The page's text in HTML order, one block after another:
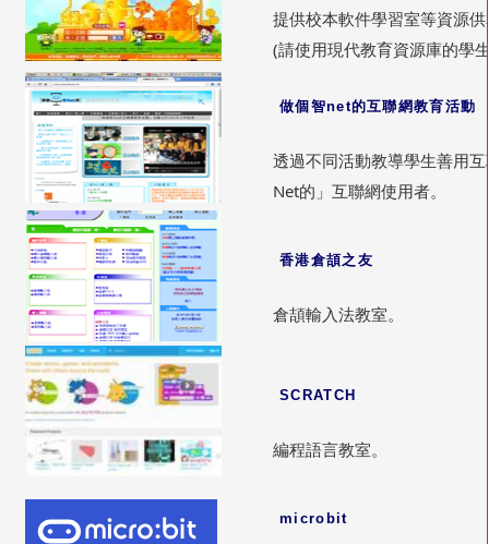
提供校本軟件學習室等資源
(請使用現代教育資源庫的學
做個智net的互聯網教育活動
透過不同活動教導學生善用
Net的」互聯網使用者。
香港倉頡之友
倉頡輸入法教室。
SCRATCH
編程語言教室。
microbit